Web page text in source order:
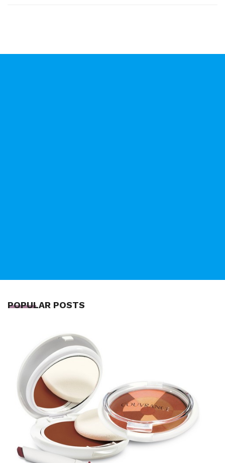
POPULAR POSTS